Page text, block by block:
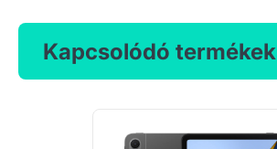
Kapcsolódó termékek